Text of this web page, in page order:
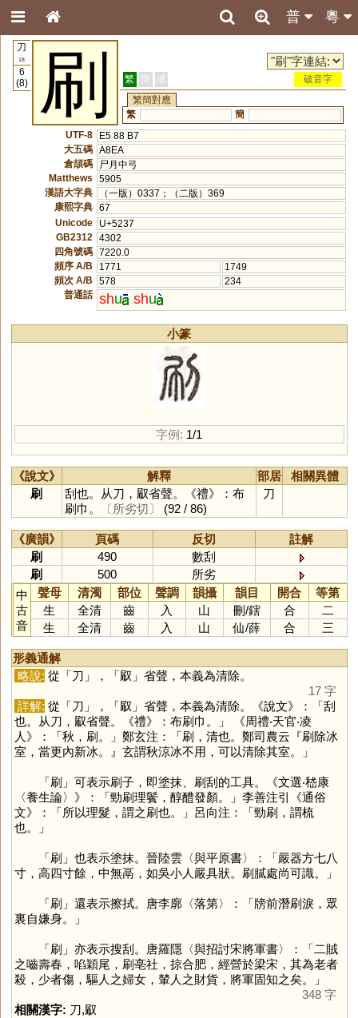
粵
普
刀
18
6
(8)
刷 繁 簡 港
破音字
繁簡對應
繁
簡
UTF-8
E5 88 B7
大五碼 A8EA
倉頡碼
尸月中弓
Matthews
5905
漢語大字典
（一版）0337；（二版）369
康熙字典 67
Unicode
U+5237
GB2312
4302
四角號碼 7220.0
頻序 A/B
1771
1749
頻次 A/B
578
234
普通話 shu shu
小篆
字例: 1/1
《說文》 解釋 部居
相關異體
刷
刮也。从刀，㕞省聲。《禮》：布
刷巾。
〔所劣切〕 (92 / 86)
刀
《廣韻》 頁碼 反切
註解
刷
490
數刮
刷
500
所劣
中
古
音
聲母 清濁 部位 聲調 韻攝 韻目 開合
等第
生
全清 齒 入 山 刪/鎋 合
二
生
全清 齒 入 山 仙/薛 合 三
形義通解
略說: 從「刀 」，「㕞 」省聲，本義為清除。
17 字
詳解: 從「刀 」，「㕞 」省聲，本義為清除。《說文》：「刮
也。从刀，㕞省聲。《禮》：布刷巾。」 《周禮‧天官‧凌
人》：「秋，刷。」鄭玄注：「刷，清也。鄭司農云『刷除冰
室，當更內新冰。』玄謂秋涼冰不用，可以清除其室。」
「刷 」可表示刷子，即塗抹、刷刮的工具。《文選‧嵇康
〈養生論〉》：「勁刷理鬢，醇醴發顏。」李善注引《通俗
文》：「所以理髮，謂之刷也。」呂向注：「勁刷，謂梳
也。」
「刷 」也表示塗抹。晉陸雲〈與平原書〉：「嚴器方七八
寸，高四寸餘，中無鬲，如吳小人嚴具狀。刷膩處尚可識。」
「刷 」還表示擦拭。唐李廓〈落第〉：「牓前潛刷淚，眾
裏自嫌身。」
「刷 」亦表示搜刮。唐羅隱〈與招討宋將軍書〉：「二賊
之嚙壽春，啗穎尾，刷亳社，掠合肥，經營於梁宋，其為老者
殺，少者傷，驅人之婦女，輦人之財貨，將軍固知之矣。」
348 字
相關漢字: 刀,㕞